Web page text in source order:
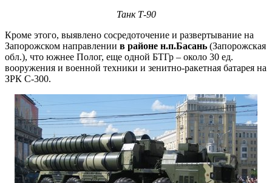
Танк Т-90
Кроме этого, выявлено сосредоточение и развертывание на
Запорожском направлении в районе н.п.Басань (Запорожская
обл.), что южнее Полог, еще одной БТГр – около 30 ед.
вооружения и военной техники и зенитно-ракетная батарея на
ЗРК С-300.